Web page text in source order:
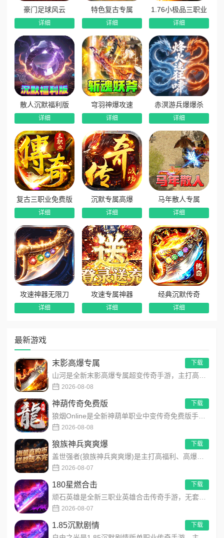
最新游戏
末影高爆专属
2026-08-08
下载
神葫传奇免费版
2026-08-08
下载
狼族神兵爽爽爆
2026-08-07
下载
180星燃合击
2026-08-07
下载
1.85沉默剧情 下载
豪门足球风云
详细
特色复古专属
详细
1.76小极品三职业
详细
散人沉默福利版
详细
穹羽神爆攻速
详细
赤溟游兵爆爆杀
详细
复古三职业免费版
详细
沉默专属高爆
详细
马年散人专属
详细
攻速神器无限刀
详细
攻速专属神器
详细
经典沉默传奇
详细